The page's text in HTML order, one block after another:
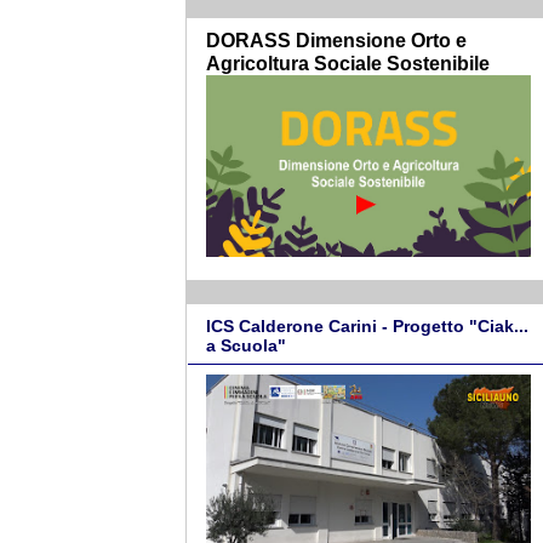
DORASS Dimensione Orto e
Agricoltura Sociale Sostenibile
ICS Calderone Carini - Progetto "Ciak...
a Scuola"